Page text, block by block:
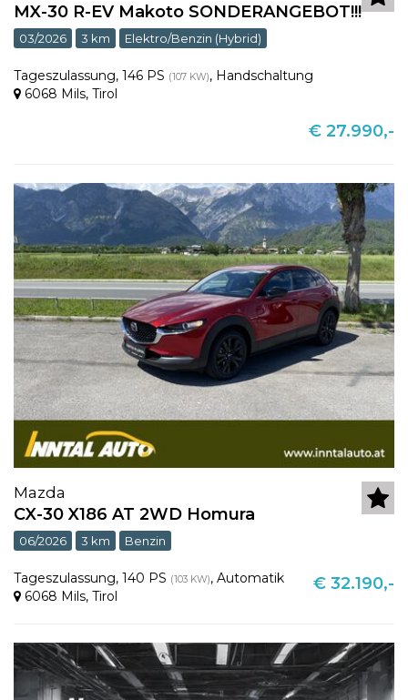
MX-30 R-EV Makoto SONDERANGEBOT!!!
03/2026 3 km Elektro/Benzin (Hybrid)
Tageszulassung, 146 PS (107 KW), Handschaltung
6068 Mils, Tirol
€ 27.990,-
Mazda
CX-30 X186 AT 2WD Homura
06/2026 3 km Benzin
Tageszulassung, 140 PS (103 KW), Automatik
6068 Mils, Tirol
€ 32.190,-